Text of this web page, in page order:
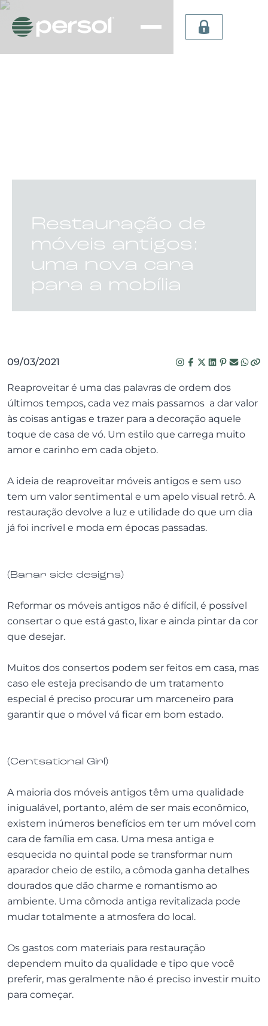
Persiana
Vertical
Plissada
Celular
Restauração de
móveis antigos:
uma nova cara
para a mobília
09/03/2021
Reaproveitar é uma das palavras de ordem dos
últimos tempos, cada vez mais passamos a dar valor
às coisas antigas e trazer para a decoração aquele
toque de casa de vó. Um estilo que carrega muito
amor e carinho em cada objeto.
A ideia de reaproveitar móveis antigos e sem uso
tem um valor sentimental e um apelo visual retrô. A
restauração devolve a luz e utilidade do que um dia
já foi incrível e moda em épocas passadas.
(Banar side designs)
Reformar os móveis antigos não é difícil, é possível
consertar o que está gasto, lixar e ainda pintar da cor
que desejar.
Muitos dos consertos podem ser feitos em casa, mas
caso ele esteja precisando de um tratamento
especial é preciso procurar um marceneiro para
garantir que o móvel vá ficar em bom estado.
(Centsational Girl)
A maioria dos móveis antigos têm uma qualidade
inigualável, portanto, além de ser mais econômico,
existem inúmeros benefícios em ter um móvel com
cara de família em casa. Uma mesa antiga e
esquecida no quintal pode se transformar num
aparador cheio de estilo, a cômoda ganha detalhes
dourados que dão charme e romantismo ao
ambiente. Uma cômoda antiga revitalizada pode
mudar totalmente a atmosfera do local.
Os gastos com materiais para restauração
dependem muito da qualidade e tipo que você
preferir, mas geralmente não é preciso investir muito
para começar.